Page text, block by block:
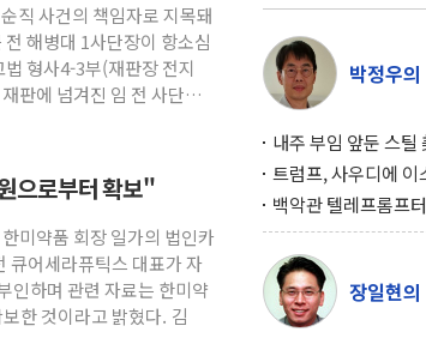
직 사건의 책임자로 지목돼
해병대 1사단장이 항소심
형사4-3부(재판장 전지
판에 넘겨진 임 전 사단장
으로부터 확보"
미약품 회장 일가의 법인카
큐어세라퓨틱스 대표가 자
인하며 관련 자료는 한미약
한 것이라고 밝혔다. 김
박정우
내주 부임 앞둔 스틸
행사서 "한미동맹
트럼프, 사우디에 이
구…원자력 협정 서
위기
백악관 텔레프롬프
설 미리 보고 베팅
겨
장일현